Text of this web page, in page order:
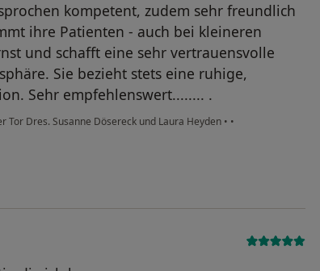
kompetent, zudem sehr freundlich
ihre Patienten - auch bei kleineren
und schafft eine sehr vertrauensvolle
Sie bezieht stets eine ruhige,
Sehr empfehlenswert........ .
Tor Dres. Susanne Dösereck und Laura Heyden • •